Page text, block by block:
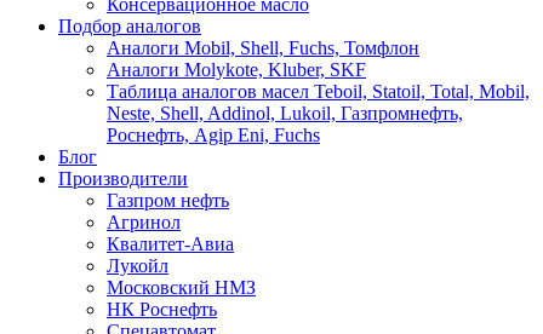
Консервационное масло
Подбор аналогов
Аналоги Mobil, Shell, Fuchs, Томфлон
Аналоги Molykote, Kluber, SKF
Таблица аналогов масел Teboil, Statoil, Total, Mobil,
Neste, Shell, Addinol, Lukoil, Газпромнефть,
Роснефть, Agip Eni, Fuchs
Блог
Производители
Газпром нефть
Агринол
Квалитет-Авиа
Лукойл
Московский НМЗ
НК Роснефть